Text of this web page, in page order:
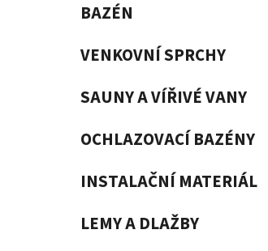
BAZÉN
VENKOVNÍ SPRCHY
SAUNY A VÍŘIVÉ VANY
OCHLAZOVACÍ BAZÉNY
INSTALAČNÍ MATERIÁL
LEMY A DLAŽBY